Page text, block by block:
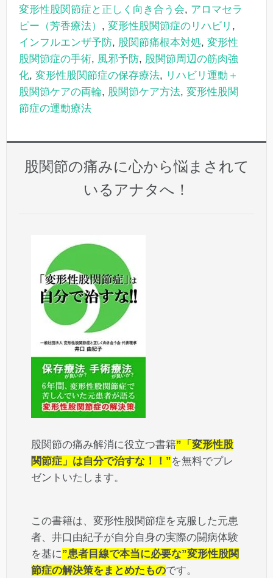
変形性股関節症と正しく向き合う会, アロマセラ
ピー（芳香療法） , 変形性股関節症のリハビリ ,
インフルエンザ予防, 股関節痛根本対処, 変形性
股関節症の手術, 風邪予防, 股関節周辺の筋肉強
化, 変形性股関節症の保存療法, リハビリ運動＋
股関節ケアの両輪, 股関節ケア方法, 変形性股関
節症の運動療法
股関節の痛みに心から悩まされて
いるアナタへ！
股関節の痛み解消に役立つ書籍”「変形性股
関節症」は自分で治すな！！”を無料でプレ
ゼントいたします。
この書籍は、変形性股関節症を克服した元患
者、井口由紀子が自分自身の実際の闘病体験
を基に”患者目線で本当に必要な”変形性股関
節症の解決策をまとめたものです。